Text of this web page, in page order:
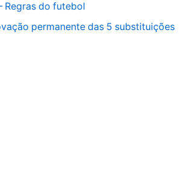
do futebol
permanente das 5 substituições